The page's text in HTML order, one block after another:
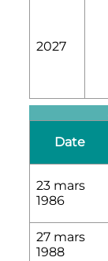
2027
Date
23 mars
1986
27 mars
1988